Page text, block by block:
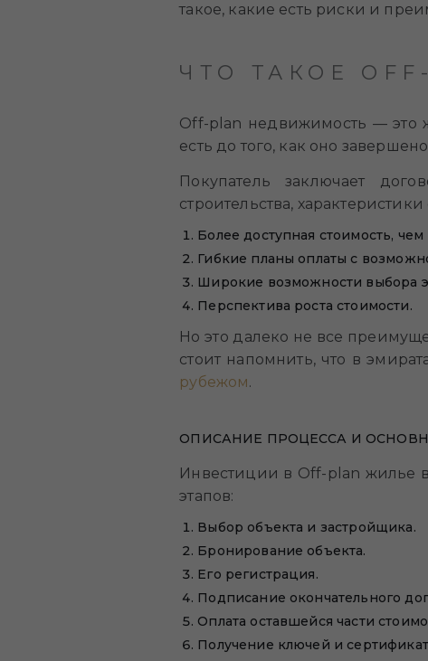
такое, какие есть риски и
ЧТО ТАКОЕ
Off-plan недвижимость — это
есть до того, как оно
Покупатель заключает
строительства,
Более доступная стоимость,
Гибкие планы оплаты с
Широкие возможности выбора
Перспектива роста стоимости.
Но это далеко не все
стоит напомнить, что в
рубежом.
ОПИСАНИЕ ПРОЦЕССА И
Инвестиции в Off-plan жилье
этапов:
Выбор объекта и застройщика.
Бронирование объекта.
Его регистрация.
Подписание окончательного
Оплата оставшейся части
Получение ключей и